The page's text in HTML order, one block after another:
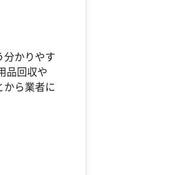
分かりやす
品回収や
から業者に